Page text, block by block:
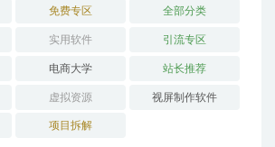
免费专区 全部分类
实用软件 引流专区
电商大学 站长推荐
虚拟资源 视屏制作软件
项目拆解